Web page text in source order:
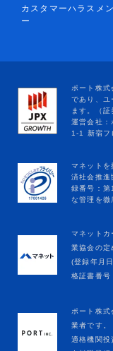
カスタマーハラスメ
ー
マネットカ
業協会の定
(登録年月
格証書番
ポート株式
業者です。
適格機関投